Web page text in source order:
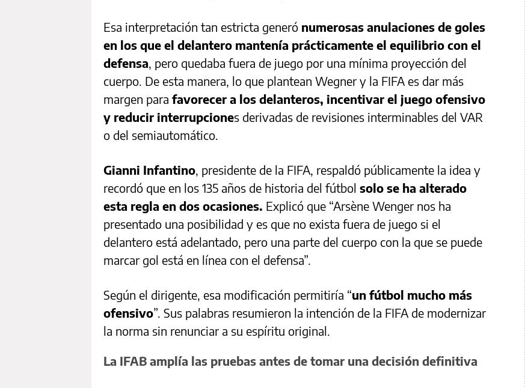
Esa interpretación tan estricta generó numerosas anulaciones de goles
en los que el delantero mantenía prácticamente el equilibrio con el
defensa, pero quedaba fuera de juego por una mínima proyección del
cuerpo. De esta manera, lo que plantean Wegner y la FIFA es dar más
margen para favorecer a los delanteros, incentivar el juego ofensivo
y reducir interrupciones derivadas de revisiones interminables del VAR
o del semiautomático.
Gianni Infantino, presidente de la FIFA, respaldó públicamente la idea y
recordó que en los 135 años de historia del fútbol solo se ha alterado
esta regla en dos ocasiones. Explicó que “Arsène Wenger nos ha
presentado una posibilidad y es que no exista fuera de juego si el
delantero está adelantado, pero una parte del cuerpo con la que se puede
marcar gol está en línea con el defensa”.
Según el dirigente, esa modificación permitiría “un fútbol mucho más
ofensivo”. Sus palabras resumieron la intención de la FIFA de modernizar
la norma sin renunciar a su espíritu original.
La IFAB amplía las pruebas antes de tomar una decisión definitiva